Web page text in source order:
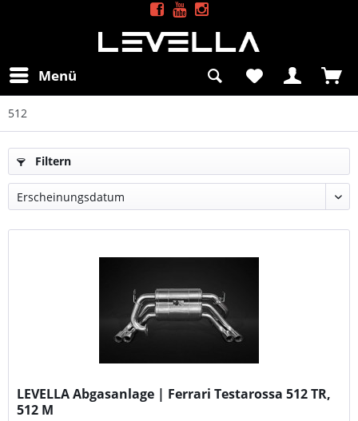
Menü
512
Filtern
LEVELLA Abgasanlage | Ferrari Testarossa 512 TR,
512 M